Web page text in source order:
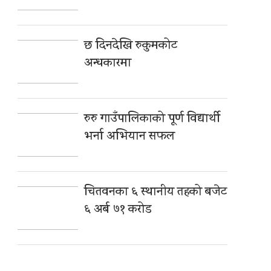
छ दिनदेखि रुकुमकोट
अन्धकारमा
रुरु गाउँपालिकाको पूर्ण विद्यार्थी
भर्ना अभियान सफल
चितवनका ६ स्थानीय तहको बजेट
६ अर्ब ७१ करोड